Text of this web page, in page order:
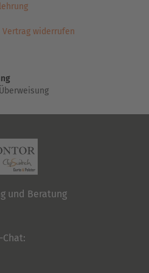
Vertrag widerrufen
und Beratung